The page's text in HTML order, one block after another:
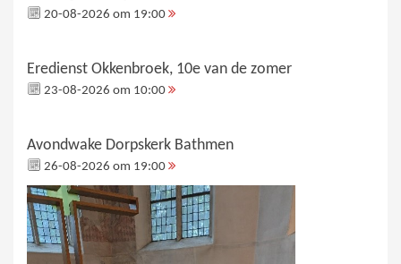
20-08-2026 om 19:00
Eredienst Okkenbroek, 10e van de zomer
23-08-2026 om 10:00
Avondwake Dorpskerk Bathmen
26-08-2026 om 19:00